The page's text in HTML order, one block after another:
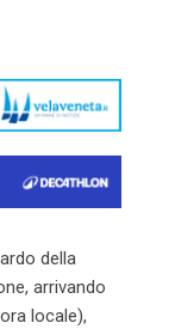
della
arrivando
locale),